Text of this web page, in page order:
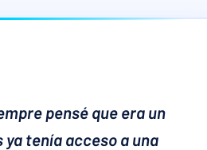
pensé que era un
tenía acceso a una